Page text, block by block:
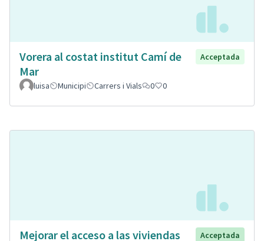
Vorera al costat institut Camí de
Mar
Acceptada
luisa Municipi Carrers i Vials 0 0
Mejorar el acceso a las viviendas Acceptada